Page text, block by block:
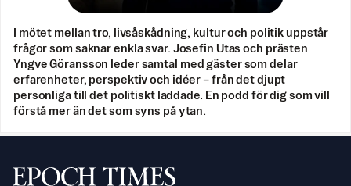
I mötet mellan tro, livsåskådning, kultur och politik uppstår
frågor som saknar enkla svar. Josefin Utas och prästen
Yngve Göransson leder samtal med gäster som delar
erfarenheter, perspektiv och idéer – från det djupt
personliga till det politiskt laddade. En podd för dig som vill
förstå mer än det som syns på ytan.
Svenska Epoch Times